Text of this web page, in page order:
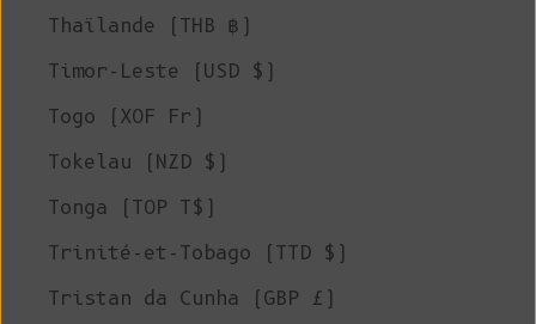
Thaïlande (THB ฿)
Timor-Leste (USD $)
Togo (XOF Fr)
Tokelau (NZD $)
Tonga (TOP T$)
Trinité-et-Tobago (TTD $)
Tristan da Cunha (GBP £)